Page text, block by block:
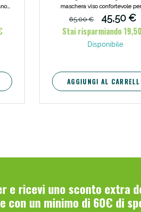
maschera viso confortevole
momento di relax, dall'azione
dermolevigante, illuminante,
sublimante intensiva per
schiarire l'incarnato, levigare le
ridurre i segni della fatica
65,00 €
45,50 €
Stai risparmiando
Disponibile
AGGIUNGI AL
e ricevi uno sconto extra
con un minimo di 60€ di